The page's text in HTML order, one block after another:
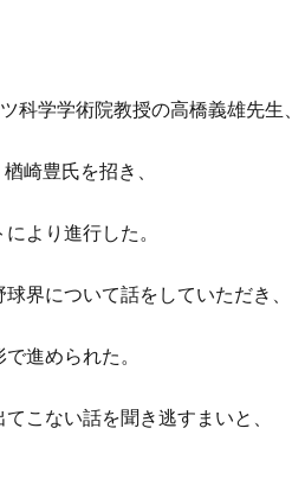
学学術院教授の高橋義雄先生、
崎豊氏を招き、
より進行した。
界について話をしていただき、
進められた。
こない話を聞き逃すまいと、